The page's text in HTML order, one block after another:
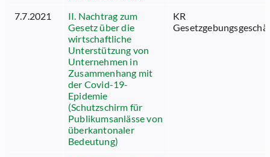
7.7.2021
II. Nachtrag zum
Gesetz über die
wirtschaftliche
Unterstützung von
Unternehmen in
Zusammenhang mit
der Covid-19-
Epidemie
(Schutzschirm für
Publikumsanlässe von
überkantonaler
Bedeutung)
KR